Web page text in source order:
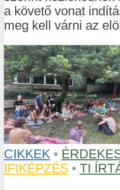
a követő vonat
meg kell várni az
CIKKEK •
IFIKÉPZÉS • TI